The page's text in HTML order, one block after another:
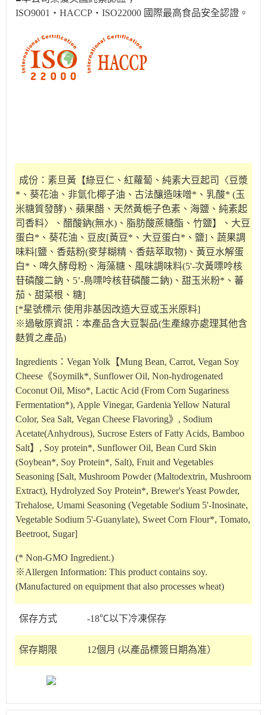
ISO9001‧HACCP‧ISO22000 國際最高食品安全認證。
成份：素旦黃【綠豆仁、紅蘿蔔、純素大豆起司〈豆漿
*、葵花油、非氫化椰子油、古法釀造味噌*、乳酸* (玉
米糖質發酵)、蘋果醋、天然黃梔子色素、海鹽、純素起
司香料〉、醋酸鈉(無水)、脂肪酸蔗糖酯、竹鹽】、大豆
蛋白*、葵花油、豆皮[黃豆*、大豆蛋白*、鹽]、蔬果調
味料[鹽、香菇粉(麥芽糊精、香菇萃取物)、黃豆水解蛋
白*、啤久酵母粉、海藻糖、風味調味料(5'-次黃嘌呤核
苷磷酸二鈉、5’-鳥嘌呤核苷磷酸二鈉)、甜玉米粉*、蕃
茄、甜菜根、糖]
[*星號標示 使用非基因改造大豆或玉米原料]
※過敏原資訊：本產品含大豆製品(生產線亦處理其他含
麩質之產品)
Ingredients：Vegan Yolk【Mung Bean, Carrot, Vegan Soy
Cheese《Soymilk*, Sunflower Oil, Non-hydrogenated
Coconut Oil, Miso*, Lactic Acid (From Corn Sugariness
Fermentation*), Apple Vinegar, Gardenia Yellow Natural
Color, Sea Salt, Vegan Cheese Flavoring》, Sodium
Acetate(Anhydrous), Sucrose Esters of Fatty Acids, Bamboo
Salt】, Soy protein*, Sunflower Oil, Bean Curd Skin
(Soybean*, Soy Protein*, Salt), Fruit and Vegetables
Seasoning [Salt, Mushroom Powder (Maltodextrin, Mushroom
Extract), Hydrolyzed Soy Protein*, Brewer's Yeast Powder,
Trehalose, Umami Seasoning (Vegetable Sodium 5'-Inosinate,
Vegetable Sodium 5'-Guanylate), Sweet Corn Flour*, Tomato,
Beetroot, Sugar]
(* Non-GMO Ingredient.)
※Allergen Information: This product contains soy.
(Manufactured on equipment that also processes wheat)
保存方式 -18℃以下冷凍保存
保存期限 12個月 (以產品標簽日期為准）